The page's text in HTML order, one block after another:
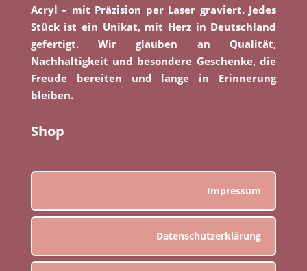
Acryl – mit Präzision per Laser graviert. Jedes
Stück ist ein Unikat, mit Herz in Deutschland
gefertigt. Wir glauben an Qualität,
Nachhaltigkeit und besondere Geschenke, die
Freude bereiten und lange in Erinnerung
bleiben.
Shop
Impressum
Datenschutzerklärung